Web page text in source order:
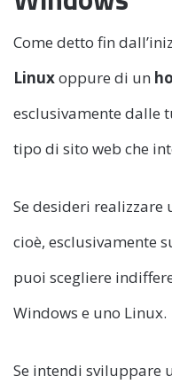
Come detto fin
Linuxoppure di un
esclusivamente dalle
tipo di sito web che
Se desideri realizzare
cioè, esclusivamente
puoi scegliere
Windows e uno Linux.
Se intendi sviluppare